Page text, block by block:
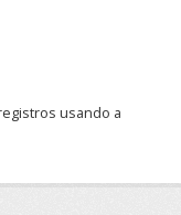
usando a